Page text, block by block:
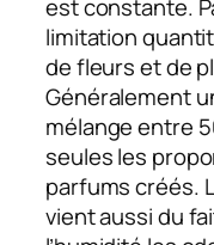
est constante.
limitation
de fleurs et de
Généralement
mélange entre
seules les
parfums créés.
vient aussi du